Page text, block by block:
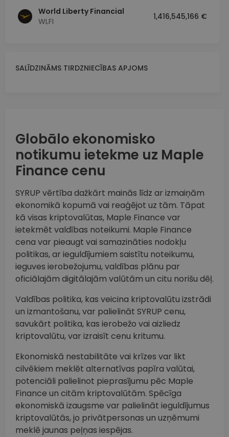
World Liberty Financial
WLFI
1,416,545,166 €
SALĪDZINĀMS TIRDZNIECĪBAS APJOMS
Globālo ekonomisko
notikumu ietekme uz Maple
Finance cenu
SYRUP vērtība dažkārt mainās līdz ar izmaiņām
ekonomikā kopumā vai reaģējot uz tām. Tāpat
kā visas kriptovalūtas, Maple Finance var
ietekmēt valdības noteikumi. Maple Finance
cena var pieaugt vai samazināties nodokļu
politikas, ar ieguldījumiem saistītu noteikumu,
ieguves ierobežojumu, valdības plānu par
oficiālajām digitālajām valūtām un citu norišu dēļ.
Valdības politika, kas veicina kriptovalūtu izstrādi
un izmantošanu, var palielināt SYRUP cenu,
savukārt politika, kas ierobežo vai aizliedz
kriptovalūtu, var izraisīt cenu kritumu.
Ekonomiskā nestabilitāte vai krīzes var likt
cilvēkiem meklēt alternatīvas papīra valūtai,
potenciāli palielinot pieprasījumu pēc Maple
Finance un citām kriptovalūtām. Spēcīga
ekonomiskā izaugsme var palielināt ieguldījumus
kriptovalūtās, jo privātpersonas un uzņēmumi
meklē jaunas peļņas iespējas.